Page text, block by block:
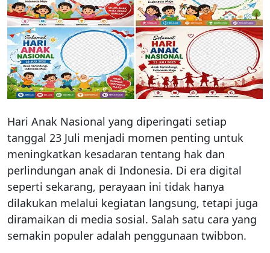
Hari Anak Nasional yang diperingati setiap
tanggal 23 Juli menjadi momen penting untuk
meningkatkan kesadaran tentang hak dan
perlindungan anak di Indonesia. Di era digital
seperti sekarang, perayaan ini tidak hanya
dilakukan melalui kegiatan langsung, tetapi juga
diramaikan di media sosial. Salah satu cara yang
semakin populer adalah penggunaan twibbon.